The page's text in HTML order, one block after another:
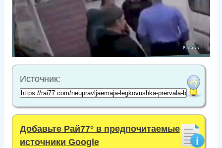
Источник:
Добавьте Рай77° в предпочитаемые
источники Google